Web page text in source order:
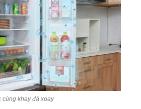
khay đá xoay